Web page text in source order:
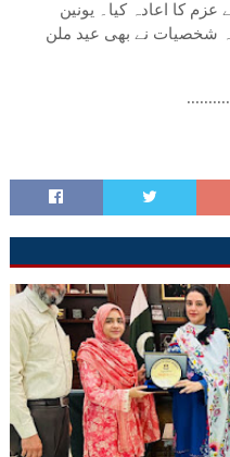
کا اعادہ کیا۔ یونین
شخصیات نے بھی عید ملن